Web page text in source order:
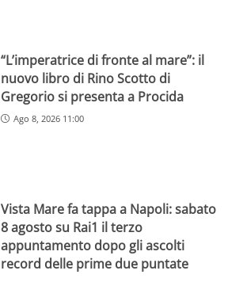
“L’imperatrice di fronte al mare”: il
nuovo libro di Rino Scotto di
Gregorio si presenta a Procida
Ago 8, 2026 11:00
Vista Mare fa tappa a Napoli: sabato
8 agosto su Rai1 il terzo
appuntamento dopo gli ascolti
record delle prime due puntate